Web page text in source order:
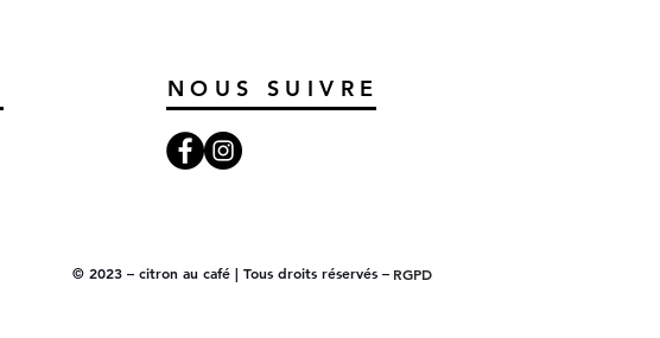
NOUS SUIVRE
© 2023 – citron au café | Tous droits réservés – RGPD